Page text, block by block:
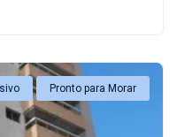
Pronto para Morar